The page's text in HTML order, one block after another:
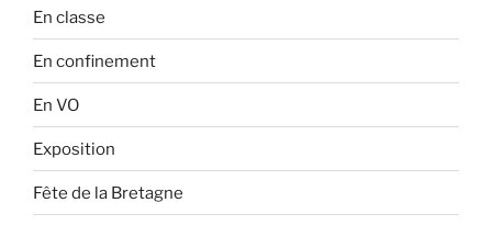
En classe
En confinement
En VO
Exposition
Fête de la Bretagne